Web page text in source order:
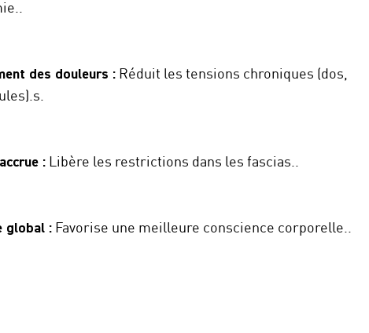
des douleurs : Réduit les tensions chroniques (dos,
: Libère les restrictions dans les fascias..
global : Favorise une meilleure conscience corporelle..